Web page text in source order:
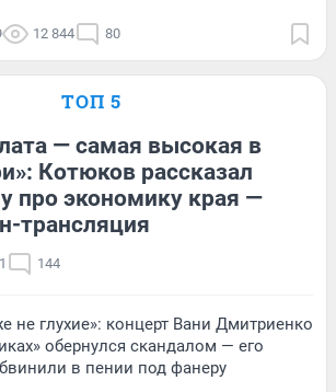
12 844 80
ТОП 5
— самая высокая в
Котюков рассказал
про экономику края —
трансляция
144
не глухие»: концерт Вани Дмитриенко
обернулся скандалом — его
в пении под фанеру